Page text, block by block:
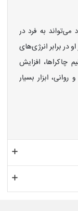
به فرد در
در برابر انرژی‌های
چاکراها، افزایش
ابزار بسیار